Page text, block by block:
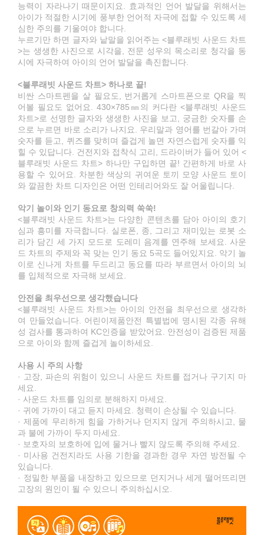
능력이 자라나기 때문이지요. 효과적인 언어 발달을 위해서는
아이가 적절한 시기에 풍부한 언어적 자극에 접할 수 있도록 세
심한 주의를 기울여야 합니다.
누르기만 하면 글자와 낱말을 읽어주는 <블루래빗 사운드 차트
>는 생생한 사진으로 시각을, 전문 성우의 목소리로 청각을 동
시에 자극하여 아이의 언어 발달을 촉진합니다.
<블루래빗 사운드 차트> 하나로 끝!
비싼 스마트펜을 살 필요도, 번거롭게 스마트폰으로 QR을 찍
어볼 필요도 없어요. 430×785㎜의 커다란 <블루래빗 사운드
차트>로 선명한 글자와 생생한 사진을 보고, 궁금한 숫자를 손
으로 누르면 바로 소리가 나지요. 우리말과 영어를 번갈아 가며
숫자를 듣고, 퀴즈를 맞히며 즐겁게 놀면 자연스럽게 숫자를 익
힐 수 있답니다. 건전지와 접착식 고리, 드라이버가 들어 있어 <
블루래빗 사운드 차트> 하나만 구입하면 끝! 간편하게 바로 사
용할 수 있어요. 차분한 색상의 귀여운 토끼 모양 사운드 토이
와 깔끔한 차트 디자인은 어떤 인테리어와도 잘 어울립니다.
악기 놀이와 인기 동요로 창의력 쑥쑥!
<블루래빗 사운드 차트>는 다양한 콘텐츠를 담아 아이의 호기
심과 흥미를 자극합니다. 실로폰, 종, 그리고 재미있는 로봇 소
리가 담긴 세 가지 모드로 도레미 음계를 연주해 보세요. 사운
드 차트의 주제와 꼭 맞는 인기 동요 5곡도 들어있지요. 악기 놀
이로 신나게 차트를 두드리고 동요를 따라 부르면서 아이의 뇌
를 입체적으로 자극해 보세요.
안전을 최우선으로 생각했습니다
<블루래빗 사운드 차트>는 아이의 안전을 최우선으로 생각하
여 만들었습니다. 어린이제품안전 특별법에 명시된 각종 유해
성 검사를 통과하여 KC인증을 받았어요. 안전성이 검증된 제품
으로 아이와 함께 즐겁게 놀이하세요.
사용 시 주의 사항
· 고장, 파손의 위험이 있으니 사운드 차트를 접거나 구기지 마
세요.
· 사운드 차트를 임의로 분해하지 마세요.
· 귀에 가까이 대고 듣지 마세요. 청력이 손상될 수 있습니다.
· 제품에 무리하게 힘을 가하거나 던지지 않게 주의하시고, 물
과 불에 가까이 두지 마세요.
· 보호자의 보호하에 입에 물거나 빨지 않도록 주의해 주세요.
· 미사용 건전지라도 사용 기한을 경과한 경우 자연 방전될 수
있습니다.
· 정밀한 부품을 내장하고 있으므로 던지거나 세게 떨어뜨리면
고장의 원인이 될 수 있으니 주의하십시오.